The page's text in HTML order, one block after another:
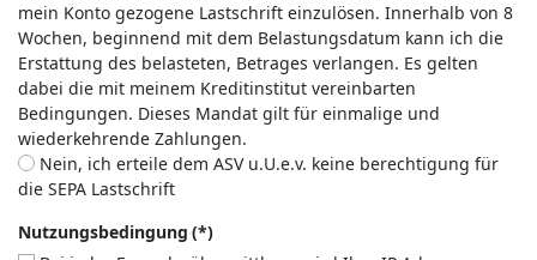
mein Konto gezogene Lastschrift einzulösen. Innerhalb von 8
Wochen, beginnend mit dem Belastungsdatum kann ich die
Erstattung des belasteten, Betrages verlangen. Es gelten
dabei die mit meinem Kreditinstitut vereinbarten
Bedingungen. Dieses Mandat gilt für einmalige und
wiederkehrende Zahlungen.
Nein, ich erteile dem ASV u.U.e.v. keine berechtigung für
die SEPA Lastschrift
Nutzungsbedingung (*)